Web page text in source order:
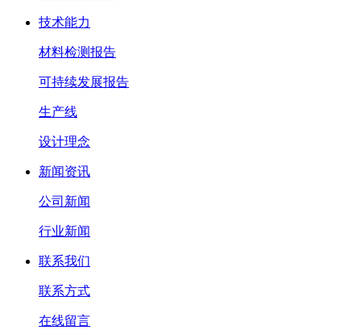
技术能力
材料检测报告
可持续发展报告
生产线
设计理念
新闻资讯
公司新闻
行业新闻
联系我们
联系方式
在线留言